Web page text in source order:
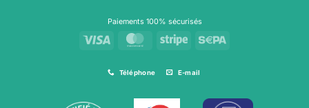
Paiements 100% sécurisés
MasterCardStripe
Téléphone E-mail